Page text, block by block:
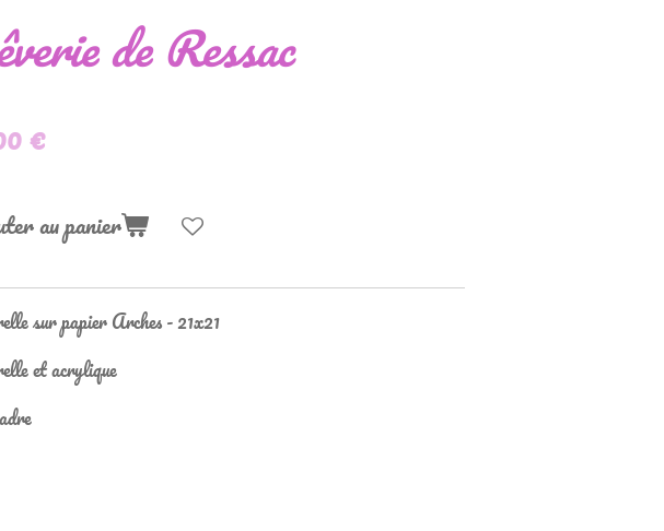
de Ressac
€
au panier
sur papier Arches - 21x21
et acrylique